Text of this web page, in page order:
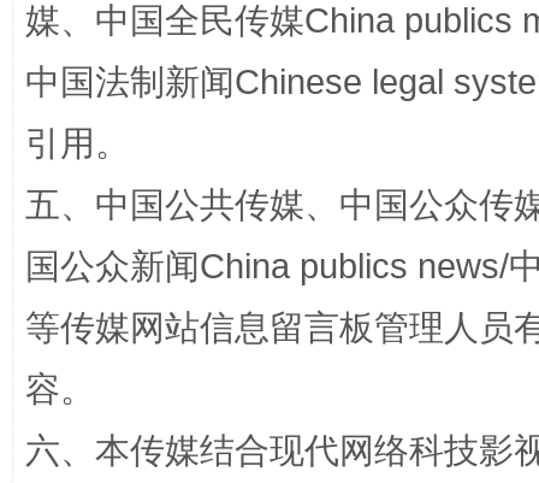
招工难、用工荒背后
媒、中国全民传媒China publics
中国法制新闻Chinese legal
引用。
五、中国公共传媒、中国公众传
国公众新闻China publics news/
等传媒网站信息留言板管理人员
容。
六、本传媒结合现代网络科技影